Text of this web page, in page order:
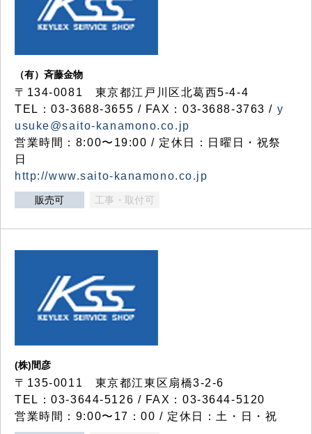
（有）斉藤金物
〒134-0081 東京都江戸川区北葛西5-4-4
TEL：03-3688-3655 / FAX：03-3688-3763 / y
usuke@saito-kanamono.co.jp
営業時間：8:00〜19:00 / 定休日：日曜日・祝祭
日
http://www.saito-kanamono.co.jp
販売可 工事・取付可
(株)間彦
〒135-0011 東京都江東区扇橋3-2-6
TEL：03-3644-5126 / FAX：03-3644-5120
営業時間：9:00〜17：00 / 定休日：土・日・祝